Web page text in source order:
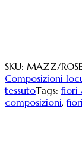
SKU: MAZZ/
Composizioni
tessutoTags:fiori
composizioni,